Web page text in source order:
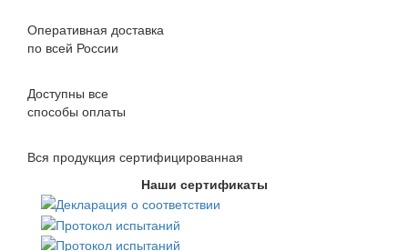
Оперативная доставка
по всей России
Доступны все
способы оплаты
Вся продукция сертифицированная
Наши сертификаты